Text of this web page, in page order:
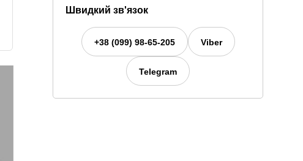
Швидкий зв'язок
+38 (099) 98-65-205 Viber
Telegram